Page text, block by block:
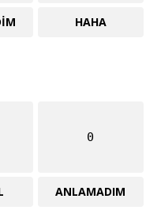
HAHA
0
ANLAMADIM